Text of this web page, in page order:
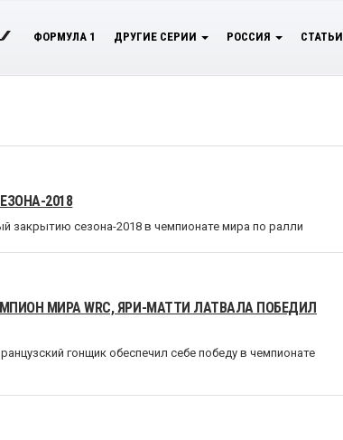
ФОРМУЛА 1 ДРУГИЕ СЕРИИ РОССИЯ СТАТЬИ
2018
закрытию сезона-2018 в чемпионате мира по ралли
МИРА WRC, ЯРИ-МАТТИ ЛАТВАЛА ПОБЕДИЛ
гонщик обеспечил себе победу в чемпионате